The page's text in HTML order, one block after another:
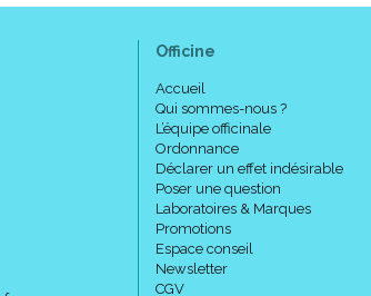
Officine
Accueil
Qui sommes-nous ?
L’équipe officinale
Ordonnance
Déclarer un effet indésirable
Poser une question
Laboratoires & Marques
Promotions
Espace conseil
Newsletter
CGV